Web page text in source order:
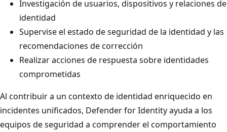
Investigación de usuarios, dispositivos y relaciones de
identidad
Supervise el estado de seguridad de la identidad y las
recomendaciones de corrección
Realizar acciones de respuesta sobre identidades
comprometidas
Al contribuir a un contexto de identidad enriquecido en
incidentes unificados, Defender for Identity ayuda a los
equipos de seguridad a comprender el comportamiento